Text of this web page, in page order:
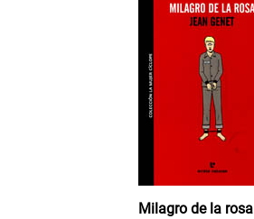
Milagro de la rosa